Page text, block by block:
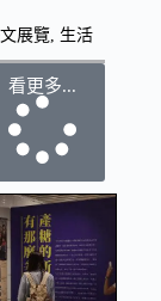
展覽 生活
看更多...